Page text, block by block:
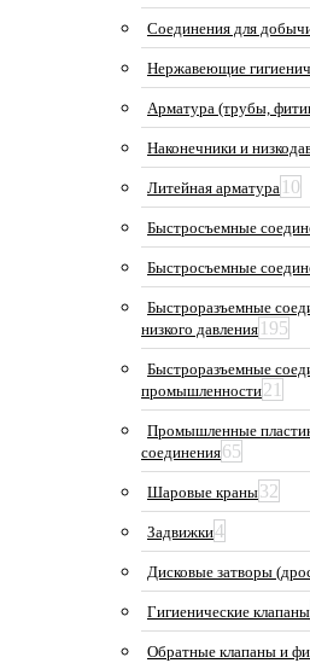
Соединения для
Нержавеющие
Арматура (трубы,
Наконечники и
Литейная арматура 10
Быстросъемные
Быстросъемные
Быстроразъемные
низкого давления 195
Быстроразъемные
промышленности21
Промышленные
соединения65
Шаровые краны32
Задвижки4
Дисковые затворы
Гигиенические клапаны
Обратные клапаны и